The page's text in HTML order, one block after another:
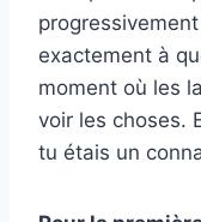
exactement à
moment où les
voir les choses.
tu étais un